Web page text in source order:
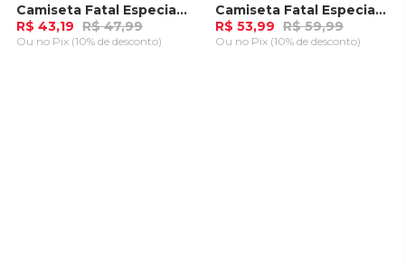
-10%Camiseta Fatal Especial Caqui
R$ 43,19 R$ 47,99
Ou no Pix (10% de desconto)
-10%Camiseta Fatal Especial Preta
R$ 53,99 R$ 59,99
Ou no Pix (10% de desconto)